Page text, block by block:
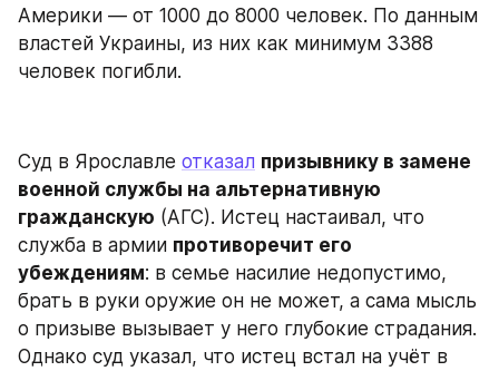
Америки — от 1000 до 8000 человек. По данным
властей Украины, из них как минимум 3388
человек погибли.
Суд в Ярославле отказал призывнику в замене
военной службы на альтернативную
гражданскую (АГС). Истец настаивал, что
служба в армии противоречит его
убеждениям: в семье насилие недопустимо,
брать в руки оружие он не может, а сама мысль
о призыве вызывает у него глубокие страдания.
Однако суд указал, что истец встал на учёт в